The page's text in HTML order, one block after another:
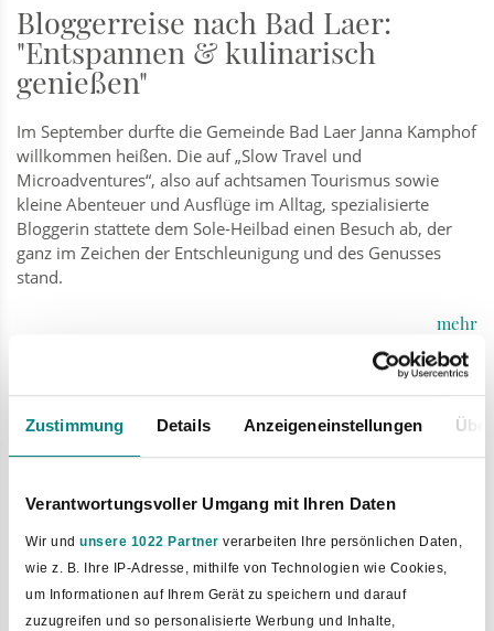
Zustimmung Details Anzeigeneinstellungen
Verantwortungsvoller Umgang mit Ihren Daten
Wir und unsere 1022 Partner verarbeiten Ihre persönlichen Daten,
wie z. B. Ihre IP-Adresse, mithilfe von Technologien wie Cookies,
um Informationen auf Ihrem Gerät zu speichern und darauf
zuzugreifen und so personalisierte Werbung und Inhalte,
Bloggerreise nach Bad Laer:
"Entspannen & kulinarisch
genießen"
Im September durfte die Gemeinde Bad Laer Janna Kamphof
willkommen heißen. Die auf „Slow Travel und
Microadventures“, also auf achtsamen Tourismus sowie
kleine Abenteuer und Ausflüge im Alltag, spezialisierte
Bloggerin stattete dem Sole-Heilbad einen Besuch ab, der
ganz im Zeichen der Entschleunigung und des Genusses
stand.
mehr
Mi